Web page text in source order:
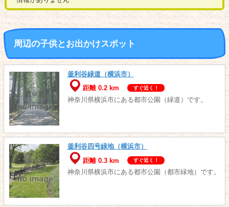
周辺の子供とお出かけスポット
釜利谷緑道（横浜市）
距離 0.2 km
すぐ近く！
神奈川県横浜市にある都市公園（緑道）です。
釜利谷四号緑地（横浜市）
距離 0.3 km
すぐ近く！
神奈川県横浜市にある都市公園（都市緑地）です。